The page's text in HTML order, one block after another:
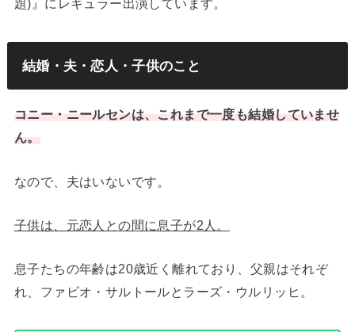
題)』にレギュラー出演しています。
結婚・夫・恋人・子供のこと
コニー・ニールセンは、これまで一度も結婚していませ
ん。
なので、夫はいないです。
子供は、元恋人との間に息子が2人。
息子たちの年齢は20歳近く離れており、父親はそれぞ
れ、ファビオ・サルトールとラーズ・ウルリッヒ。